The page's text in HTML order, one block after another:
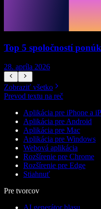
Top 5 spoločností
28. apríla 2026
Zobraziť všetko
Prevod textu na reč
Aplikácia pre iPhone a
Aplikácia pre Android
Aplikácia pre Mac
Aplikácia pre Windows
Webová aplikácia
Rozšírenie pre Chrome
Rozšírenie pre Edge
Stiahnuť
Pre tvorcov
AI generátor hlasu